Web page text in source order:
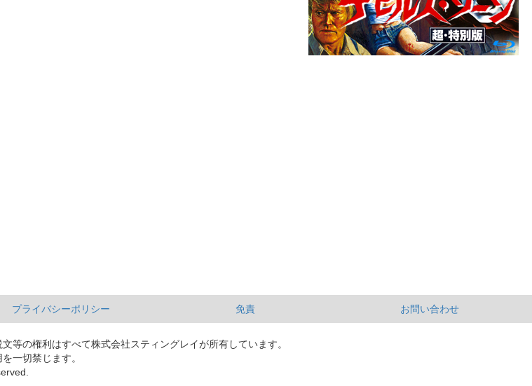
プライバシーポリシー 免責 お問い合わせ
等の権利はすべて株式会社スティングレイが所有しています。
一切禁じます。